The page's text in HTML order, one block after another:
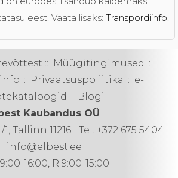
eest. Vaata lisaks: Transpordiinfo.
:: Müügitingimused ::
:: Privaatsuspoliitika :: e-
:: Blogi
Kaubandus OÜ
Tallinn 11216 | Tel. +372 675 5404 |
info@elbest.ee
16:00, R 9:00-15:00